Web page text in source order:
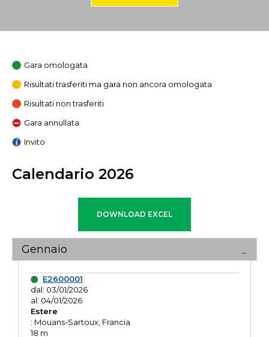
Gara omologata
Risultati trasferiti ma gara non ancora omologata
Risultati non trasferiti
Gara annullata
Invito
Calendario 2026
Gennaio
E2600001
dal: 03/01/2026
al: 04/01/2026
Estere
: Mouans-Sartoux, Francia
18 m